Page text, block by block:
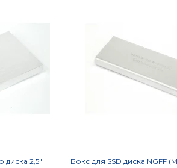
диска 2,5"
Бокс для SSD диска NGFF